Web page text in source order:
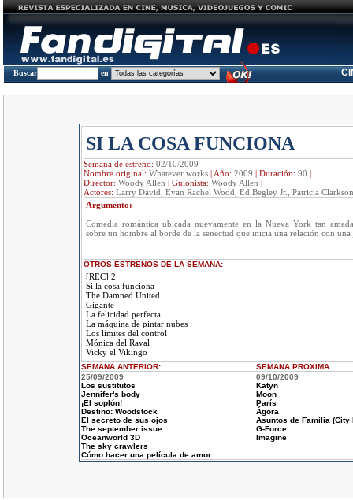
Buscar en
SI LA COSA FUNCIONA
Semana de estreno: 02/10/2009
Nombre original: Whatever works| Año: 2009 | Duración: 90 |
Director: Woody Allen | Guionista: Woody Allen |
Actores: Larry David, Evan Rachel Wood, Ed Begley Jr., Patricia
Argumento:
Comedia romántica ubicada nuevamente en la Nueva York tan
sobre un hombre al borde de la senectud que inicia una relación con
OTROS ESTRENOS DE LA SEMANA:
[REC] 2
Si la cosa funciona
The Damned United
Gigante
La felicidad perfecta
La máquina de pintar nubes
Los límites del control
Mónica del Raval
Vicky el Vikingo
SEMANA ANTERIOR: SEMANA PROXIMA
25/09/2009
Los sustitutos
Jennifer's body
¡El soplón!
Destino: Woodstock
El secreto de sus ojos
The september issue
Oceanworld 3D
The sky crawlers
Cómo hacer una película de amor
09/10/2009
Katyn
Moon
París
Ágora
Asuntos de Familia (City
G-Force
Imagine